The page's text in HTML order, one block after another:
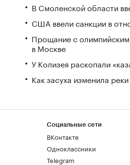
В Смоленской области
США ввели санкции в
Прощание с
в Москве
У Колизея раскопали
Как засуха изменила
Социальные сети
ВКонтакте
Одноклассники
Telegram